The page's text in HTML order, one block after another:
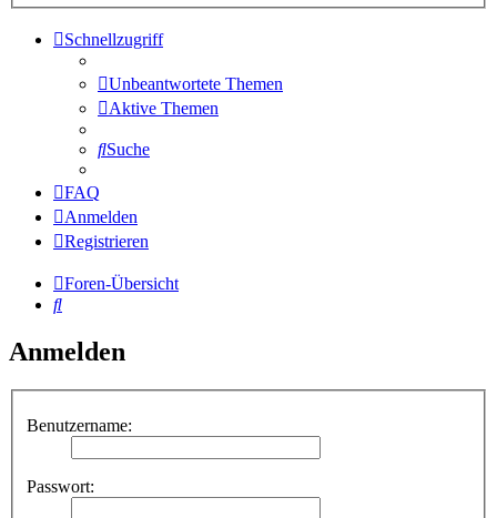
Schnellzugriff
Unbeantwortete Themen
Aktive Themen
Suche
FAQ
Anmelden
Registrieren
Foren-Übersicht
Suche
Anmelden
Benutzername:
Passwort: